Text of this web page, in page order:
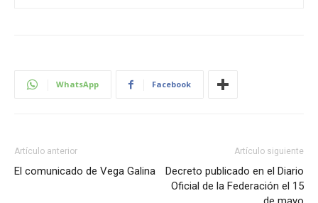
WhatsApp Facebook
Artículo anterior
El comunicado de Vega Galina
Artículo siguiente
Decreto publicado en el Diario
Oficial de la Federación el 15